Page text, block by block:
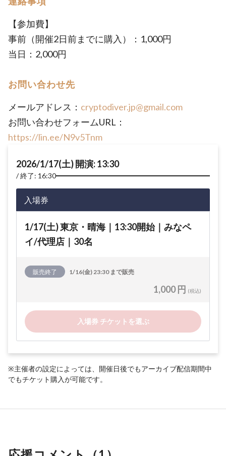
【参加費】
事前（開催2日前までに購入）：1,000円
当日：2,000円
お問い合わせ先
メールアドレス： cryptodiver.jp@gmail.com
お問い合わせフォームURL：
https://lin.ee/N9v5Tnm
2026/1/17(土) 開演: 13:30
終了: 16:30
入場券
1/17(土) 東京・晴海｜13:30開始｜みなペ
イ/代理店｜30名
販売終了 1/16(金) 23:30 まで販売
1,000 円 (税込)
入場券 チケットを選ぶ
※主催者の設定によっては、開催日後でもアーカイブ配信期間中
でもチケット購入が可能です。